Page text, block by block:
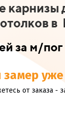
карнизы
в
за м/пог
замер уже
от заказа -